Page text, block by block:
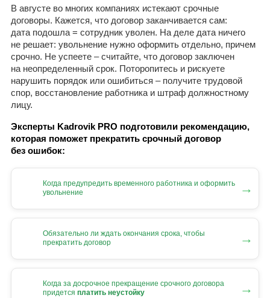
В августе во многих компаниях истекают срочные
договоры. Кажется, что договор заканчивается сам:
дата подошла = сотрудник уволен. На деле дата ничего
не решает: увольнение нужно оформить отдельно, причем
срочно. Не успеете – считайте, что договор заключен
на неопределенный срок. Поторопитесь и рискуете
нарушить порядок или ошибиться – получите трудовой
спор, восстановление работника и штраф должностному
лицу.
Эксперты Kadrovik PRO подготовили рекомендацию,
которая поможет прекратить срочный договор
без ошибок:
Когда предупредить временного работника и оформить
увольнение
→
Обязательно ли ждать окончания срока, чтобы
прекратить договор
→
Когда за досрочное прекращение срочного договора
придется платить неустойку →